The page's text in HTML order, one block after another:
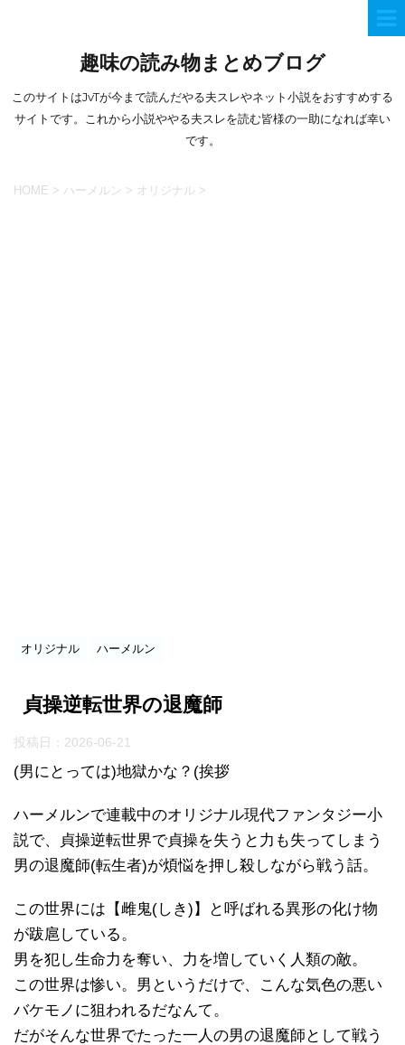
趣味の読み物まとめブログ
このサイトはJvTが今まで読んだやる夫スレやネット小説をおすすめする
サイトです。これから小説ややる夫スレを読む皆様の一助になれば幸い
です。
HOME > ハーメルン > オリジナル >
オリジナル ハーメルン
貞操逆転世界の退魔師
投稿日： 2026-06-21
(男にとっては)地獄かな？(挨拶
ハーメルンで連載中のオリジナル現代ファンタジー小
説で、貞操逆転世界で貞操を失うと力も失ってしまう
男の退魔師(転生者)が煩悩を押し殺しながら戦う話。
この世界には【雌鬼(しき)】と呼ばれる異形の化け物
が跋扈している。
男を犯し生命力を奪い、力を増していく人類の敵。
この世界は惨い。男というだけで、こんな気色の悪い
バケモノに狙われるだなんて。
だがそんな世界でたった一人の男の退魔師として戦う